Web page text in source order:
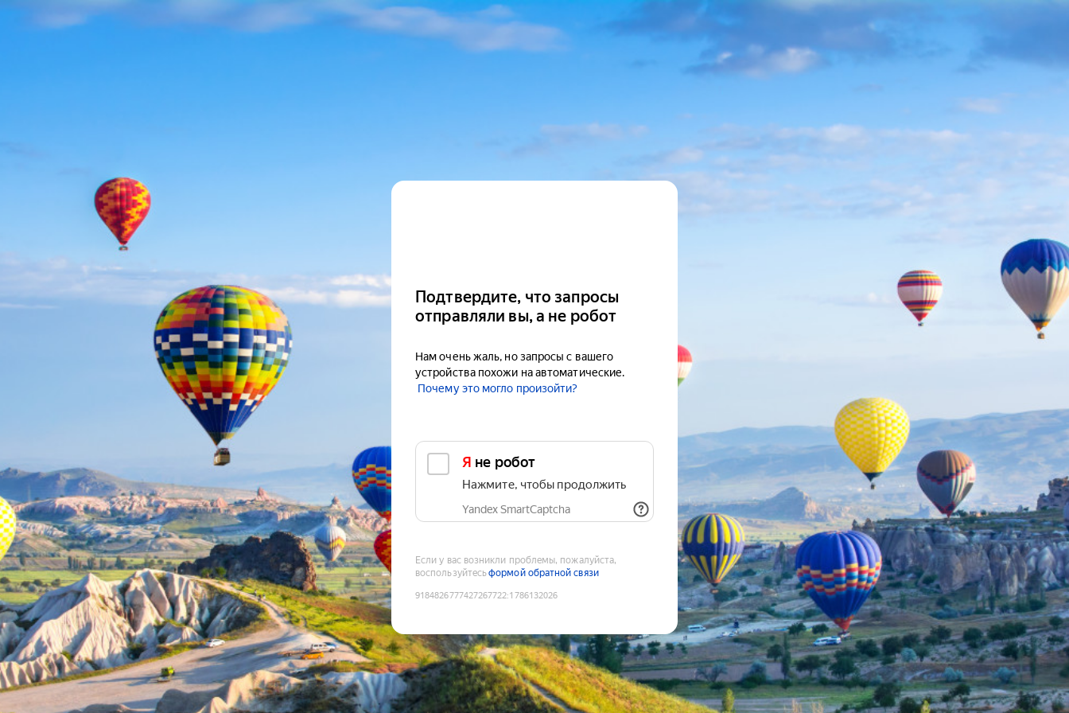
Подтвердите, что запросы
отправляли вы, а не робот
Нам очень жаль, но запросы с вашего
устройства похожи на автоматические.
Почему это могло произойти?
Я не робот
Нажмите, чтобы продолжить
Yandex SmartCaptcha
Если у вас возникли проблемы, пожалуйста,
воспользуйтесьформой обратной связи
9184826777427267722:1786132026